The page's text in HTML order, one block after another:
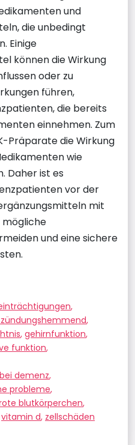
und
die unbedingt
Einige
können die Wirkung
oder zu
führen,
die bereits
einnehmen. Zum
Präparate die Wirkung
wie
Daher ist es
vor der
mit
und eine sichere
,
,
, gehirnfunktion,
funktion,
demenz,
probleme,
blutkörperchen,
vitamin d, zellschäden